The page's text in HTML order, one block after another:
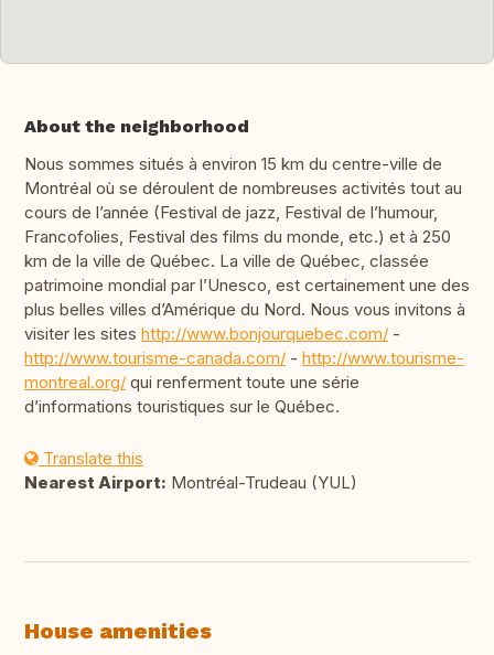
About the neighborhood
Nous sommes situés à environ 15 km du centre-ville de
Montréal où se déroulent de nombreuses activités tout au
cours de l’année (Festival de jazz, Festival de l’humour,
Francofolies, Festival des films du monde, etc.) et à 250
km de la ville de Québec. La ville de Québec, classée
patrimoine mondial par l’Unesco, est certainement une des
plus belles villes d’Amérique du Nord. Nous vous invitons à
visiter les sites http://www.bonjourquebec.com/ -
http://www.tourisme-canada.com/ - http://www.tourisme-
montreal.org/ qui renferment toute une série
d’informations touristiques sur le Québec.
Translate this
Nearest Airport: Montréal-Trudeau (YUL)
House amenities